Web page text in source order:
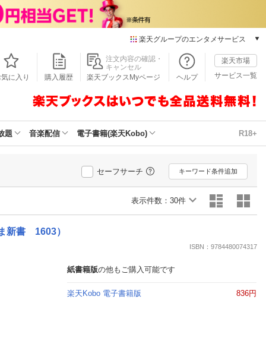
楽天グループのエンタメサービス
本/ゲーム/CD/DVD
楽天ブックス
楽天Kobo
動画配信
楽天TV
動画配信ガイド
楽天チケット
気に入り 購入履歴
注文内容の確認・
キャンセル
楽天ブックスMyページ
ヘルプ
楽天市場
サービス一覧
題 音楽配信 電子書籍(楽天Kobo) R18+
セーフサーチ キーワード条件追加
表示件数： 30件
新書 1603）
ISBN：9784480074317
紙書籍版の他もご購入可能です
楽天Kobo 電子書籍版 836円